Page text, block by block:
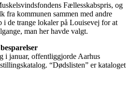
Fællesskabspris, og
fra kommunen sammen med andre
i de trange lokaler på Louisevej for at
man her havde valgt.
i januar, offentliggjorde Aarhus
“Dødslisten” er kataloget